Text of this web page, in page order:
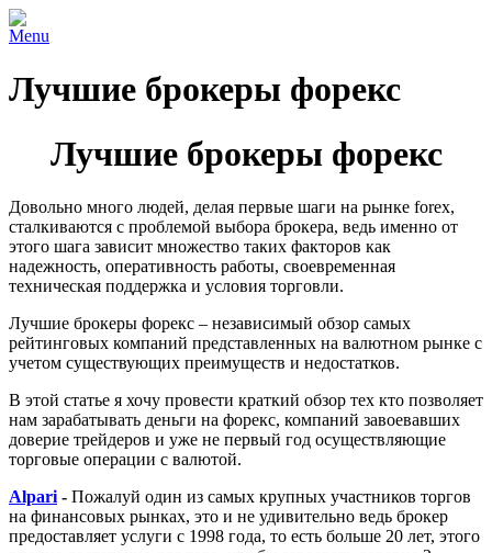
Menu
Лучшие брокеры форекс
Лучшие брокеры форекс
Довольно много людей, делая первые шаги на рынке forex,
сталкиваются с проблемой выбора брокера, ведь именно от
этого шага зависит множество таких факторов как
надежность, оперативность работы, своевременная
техническая поддержка и условия торговли.
Лучшие брокеры форекс – независимый обзор самых
рейтинговых компаний представленных на валютном рынке с
учетом существующих преимуществ и недостатков.
В этой статье я хочу провести краткий обзор тех кто позволяет
нам зарабатывать деньги на форекс, компаний завоевавших
доверие трейдеров и уже не первый год осуществляющие
торговые операции с валютой.
Alpari - Пожалуй один из самых крупных участников торгов
на финансовых рынках, это и не удивительно ведь брокер
предоставляет услуги с 1998 года, то есть больше 20 лет, этого